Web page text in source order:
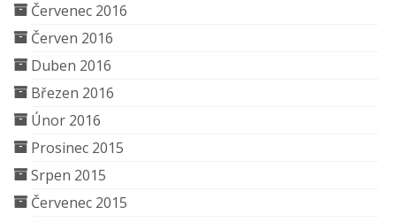
Červenec 2016
Červen 2016
Duben 2016
Březen 2016
Únor 2016
Prosinec 2015
Srpen 2015
Červenec 2015